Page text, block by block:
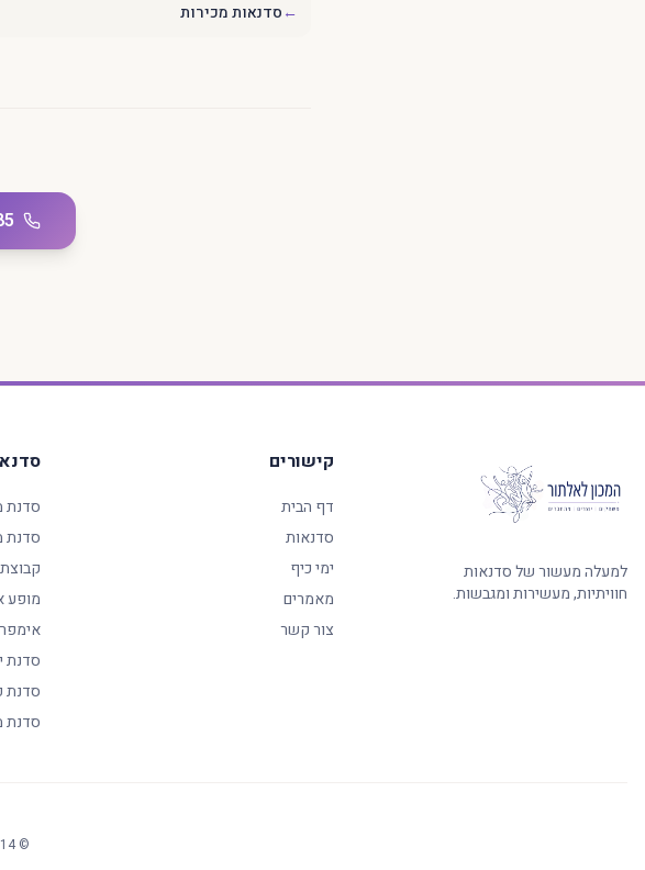
←סדנאות מכירות
למעלה מעשור של סדנאות
חוויתיות, מעשירות ומגבשות.
קישורים
דף הבית
סדנאות
ימי כיף
מאמרים
צור קשר
סדנת
סדנת
מופע
סדנת
סדנת
סדנת
© 2014 כל הזכויות שמורות למכון לאלתור